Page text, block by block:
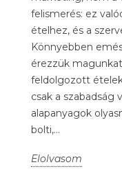
felismerés: ez
ételhez, és a
Könnyebben
érezzük
feldolgozott
csak a szabadság
alapanyagok
bolti,...
Elolvasom